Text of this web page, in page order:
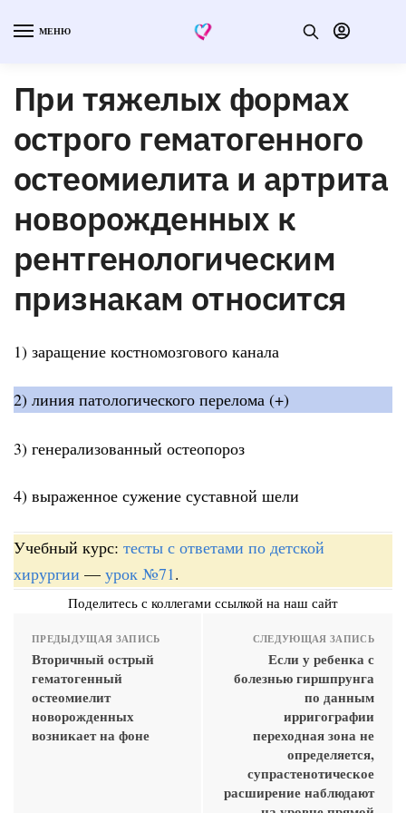
МЕНЮ
При тяжелых формах
острого гематогенного
остеомиелита и артрита
новорожденных к
рентгенологическим
признакам относится
1) заращение костномозгового канала
2) линия патологического перелома (+)
3) генерализованный остеопороз
4) выраженное сужение суставной шели
Учебный курс: тесты с ответами по детской
хирургии — урок №71.
Поделитесь с коллегами ссылкой на наш сайт
ПРЕДЫДУЩАЯ ЗАПИСЬ
Вторичный острый
гематогенный
остеомиелит
новорожденных
возникает на фоне
СЛЕДУЮЩАЯ ЗАПИСЬ
Если у ребенка с
болезнью гиршпрунга
по данным
ирригографии
переходная зона не
определяется,
супрастенотическое
расширение наблюдают